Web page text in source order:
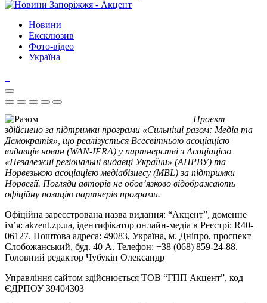
Новини
Ексклюзив
Фото-відео
Україна
Проєкт
здійснено за підтримки програми «Сильніші разом: Медіа та
Демократія», що реалізується Всесвітньою асоціацією
видавців новин (WAN-IFRA) у партнерстві з Асоціацією
«Незалежні регіональні видавці України» (АНРВУ) та
Норвезькою асоціацією медіабізнесу (MBL) за підтримки
Норвегії. Погляди авторів не обов’язково відображають
офіційну позицію партнерів програми.
Офіційна зареєстрована назва видання: “Акцент”, доменне
ім’я: akzent.zp.ua, ідентифікатор онлайн-медіа в Реєстрі: R40-
06127. Поштова адреса: 49083, Україна, м. Дніпро, проспект
Слобожанський, буд. 40 А. Телефон: +38 (068) 859-24-88.
Головний редактор Чубукін Олександр
Управління сайтом здійснюється ТОВ “ГПП Акцент”, код
ЄДРПОУ 39404303